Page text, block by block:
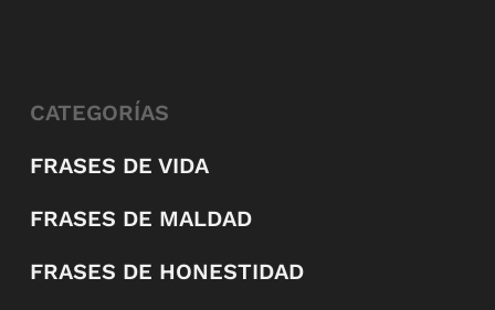
CATEGORÍAS
FRASES DE VIDA
FRASES DE MALDAD
FRASES DE HONESTIDAD